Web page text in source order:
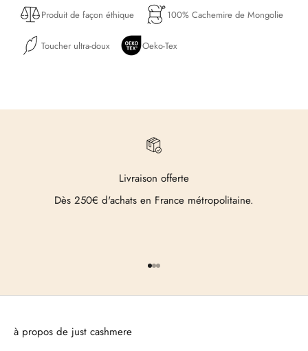
Produit de façon éthique 100% Cachemire de Mongolie
Toucher ultra-doux Oeko-Tex
Livraison offerte
Dès 250€ d'achats en France métropolitaine.
Aller à l'élément 1
Aller à l'élément 2
Aller à l'élément 3
à propos de just cashmere